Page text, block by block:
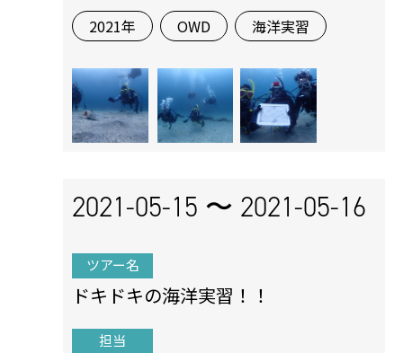
2021年 OWD 海洋実習
2021-05-15 〜 2021-05-16
ツアー名
ドキドキの海洋実習！！
担当